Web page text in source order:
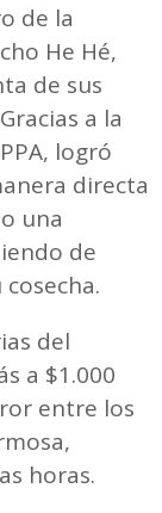
de la
He Hé,
de sus
a la
logró
directa
una
de
del
a $1.000
entre los
horas.